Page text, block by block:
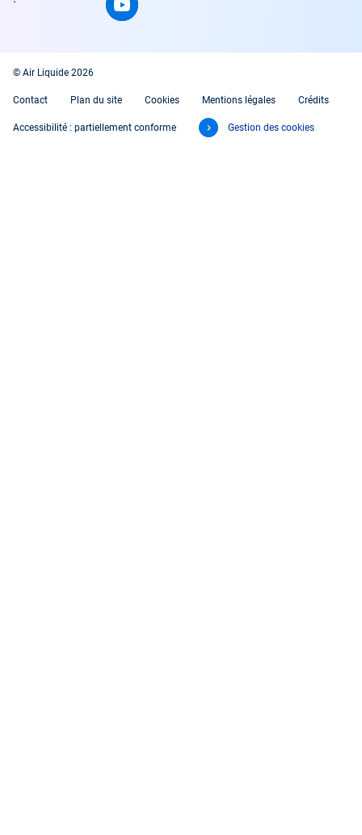
© Air Liquide 2026
Contact Plan du site Cookies Mentions légales Crédits
Accessibilité : partiellement conforme Gestion des cookies